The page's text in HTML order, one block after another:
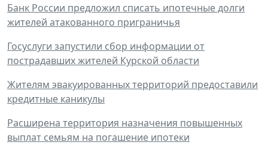
Банк России предложил списать ипотечные долги
жителей атакованного приграничья
Госуслуги запустили сбор информации от
пострадавших жителей Курской области
Жителям эвакуированных территорий предоставили
кредитные каникулы
Расширена территория назначения повышенных
выплат семьям на погашение ипотеки